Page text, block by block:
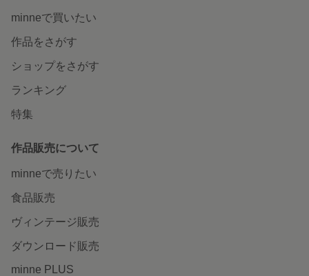
minneで買いたい
作品をさがす
ショップをさがす
ランキング
特集
作品販売について
minneで売りたい
食品販売
ヴィンテージ販売
ダウンロード販売
minne PLUS